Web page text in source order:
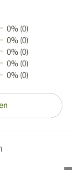
0% (0)
0% (0)
0% (0)
0% (0)
0% (0)